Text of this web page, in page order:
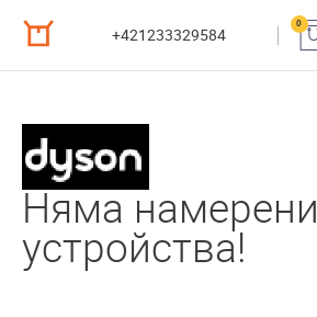
+421233329584
0
Няма намерени
устройства!